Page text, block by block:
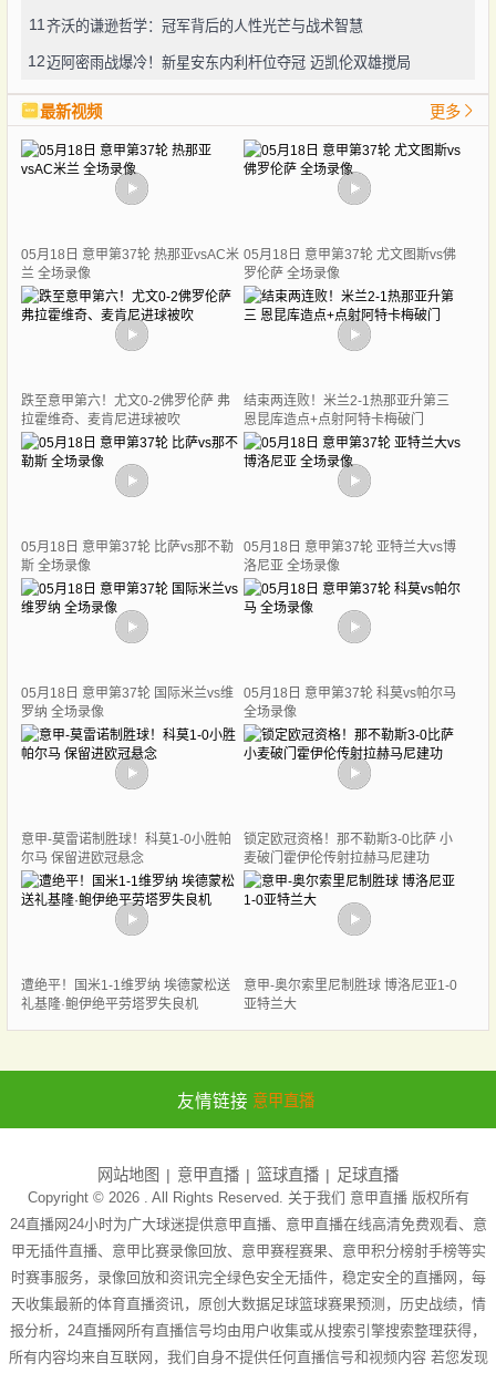
11齐沃的谦逊哲学：冠军背后的人性光芒与战术智慧
12迈阿密雨战爆冷！新星安东内利杆位夺冠 迈凯伦双雄搅局
最新视频 更多
05月18日 意甲第37轮 热那亚vsAC米
兰 全场录像
05月18日 意甲第37轮 尤文图斯vs佛
罗伦萨 全场录像
跌至意甲第六！尤文0-2佛罗伦萨 弗
拉霍维奇、麦肯尼进球被吹
结束两连败！米兰2-1热那亚升第三
恩昆库造点+点射阿特卡梅破门
05月18日 意甲第37轮 比萨vs那不勒
斯 全场录像
05月18日 意甲第37轮 亚特兰大vs博
洛尼亚 全场录像
05月18日 意甲第37轮 国际米兰vs维
罗纳 全场录像
05月18日 意甲第37轮 科莫vs帕尔马
全场录像
意甲-莫雷诺制胜球！科莫1-0小胜帕
尔马 保留进欧冠悬念
锁定欧冠资格！那不勒斯3-0比萨 小
麦破门霍伊伦传射拉赫马尼建功
遭绝平！国米1-1维罗纳 埃德蒙松送
礼基隆·鲍伊绝平劳塔罗失良机
意甲-奥尔索里尼制胜球 博洛尼亚1-0
亚特兰大
友情链接 意甲直播
网站地图 意甲直播 篮球直播 足球直播
Copyright © 2026 . All Rights Reserved. 关于我们 意甲直播版权所有
24直播网24小时为广大球迷提供意甲直播、意甲直播在线高清免费观看、意
甲无插件直播、意甲比赛录像回放、意甲赛程赛果、意甲积分榜射手榜等实
时赛事服务，录像回放和资讯完全绿色安全无插件，稳定安全的直播网，每
天收集最新的体育直播资讯，原创大数据足球篮球赛果预测，历史战绩，情
报分析，24直播网所有直播信号均由用户收集或从搜索引擎搜索整理获得，
所有内容均来自互联网，我们自身不提供任何直播信号和视频内容 若您发现